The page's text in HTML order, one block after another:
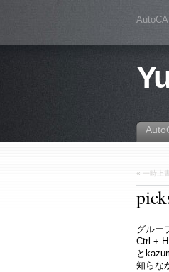
« 一時上
グルー
Ctrl +
と
知らな